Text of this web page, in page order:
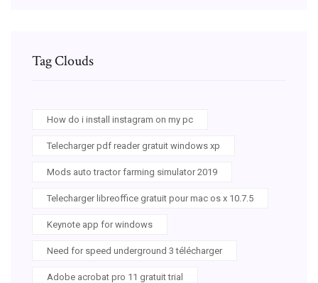
Tag Clouds
How do i install instagram on my pc
Telecharger pdf reader gratuit windows xp
Mods auto tractor farming simulator 2019
Telecharger libreoffice gratuit pour mac os x 10.7.5
Keynote app for windows
Need for speed underground 3 télécharger
Adobe acrobat pro 11 gratuit trial